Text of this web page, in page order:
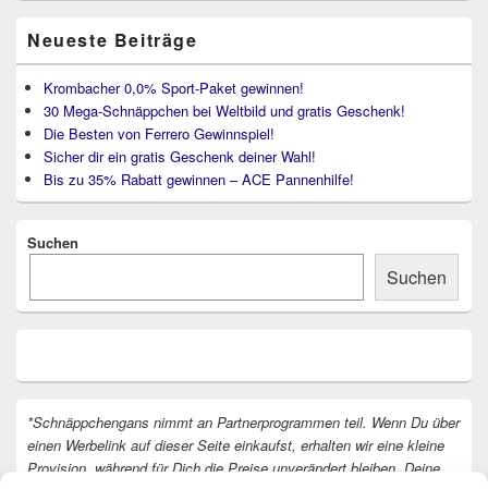
Neueste Beiträge
Krombacher 0,0% Sport-Paket gewinnen!
30 Mega-Schnäppchen bei Weltbild und gratis Geschenk!
Die Besten von Ferrero Gewinnspiel!
Sicher dir ein gratis Geschenk deiner Wahl!
Bis zu 35% Rabatt gewinnen – ACE Pannenhilfe!
Suchen
Suchen
*Schnäppchengans nimmt an Partnerprogrammen teil. Wenn Du über
einen Werbelink auf dieser Seite einkaufst, erhalten wir eine kleine
Provision, während für Dich die Preise unverändert bleiben. Deine